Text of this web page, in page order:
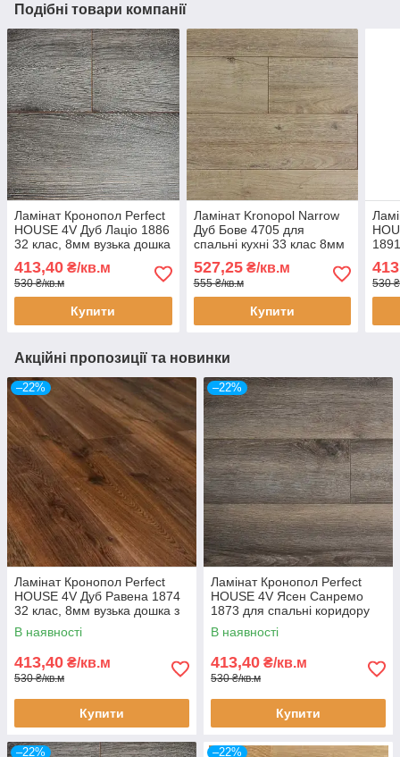
Подібні товари компанії
Ламінат Кронопол Perfect
HOUSE 4V Дуб Лаціо 1886
32 клас, 8мм вузька дошка
з фаскою
413,40 ₴/кв.м
530 ₴/кв.м
Купити
Ламінат Kronopol Narrow
Дуб Бове 4705 для
спальні кухні 33 клас 8мм
товщина вузька дошка з
фаскою
527,25₴/кв.м
555 ₴/кв.м
Купити
530
Акційні пропозиції та новинки
–22%
Ламінат Кронопол Perfect
HOUSE 4V Дуб Равена 1874
32 клас, 8мм вузька дошка з
фаскою
В наявності
413,40 ₴/кв.м
530 ₴/кв.м
Купити
–22%
Ламінат Кронопол Perfect
HOUSE 4V Ясен Санремо
1873 для спальні коридору
32класс 8мм вузька дошка з
фаскою
В наявності
413,40 ₴/кв.м
530 ₴/кв.м
Купити
–22% –22%